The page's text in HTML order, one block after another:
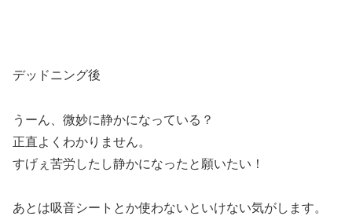
デッドニング後
うーん、微妙に静かになっている？
正直よくわかりません。
すげぇ苦労したし静かになったと願いたい！
あとは吸音シートとか使わないといけない気がします。